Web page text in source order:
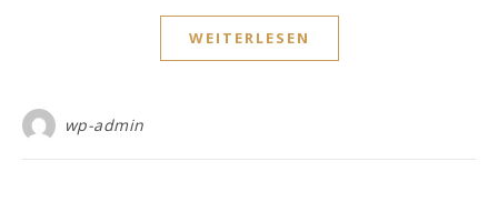
WEITERLESEN
wp-admin